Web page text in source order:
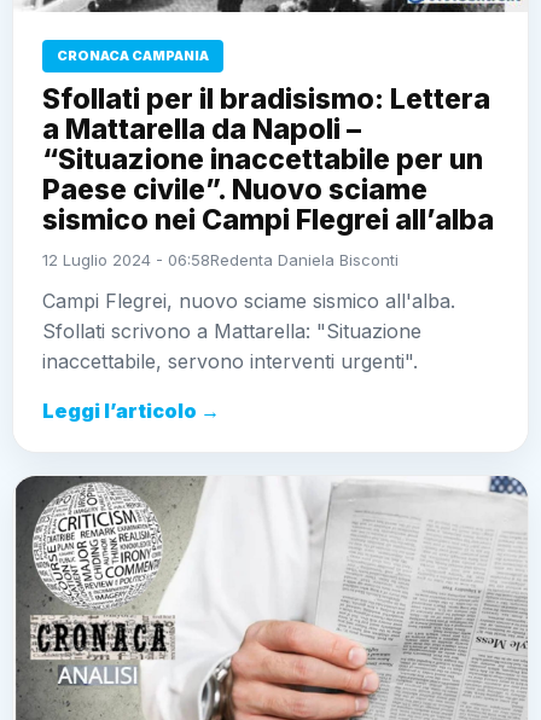
CRONACA CAMPANIA
Sfollati per il bradisismo: Lettera
a Mattarella da Napoli –
“Situazione inaccettabile per un
Paese civile”. Nuovo sciame
sismico nei Campi Flegrei all’alba
12 Luglio 2024 - 06:58Redenta Daniela Bisconti
Campi Flegrei, nuovo sciame sismico all'alba.
Sfollati scrivono a Mattarella: "Situazione
inaccettabile, servono interventi urgenti".
Leggi l’articolo →